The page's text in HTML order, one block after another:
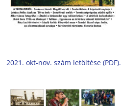
2021. okt-nov. szám letöltése (PDF).